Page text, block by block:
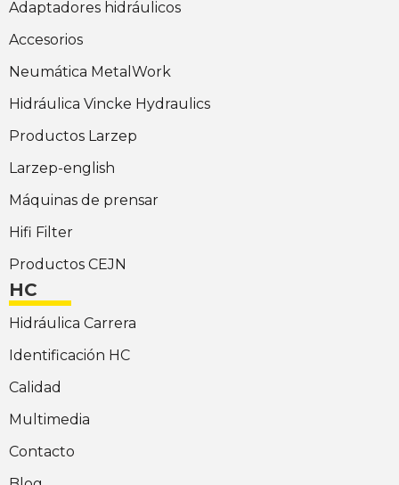
Adaptadores hidráulicos
Accesorios
Neumática MetalWork
Hidráulica Vincke Hydraulics
Productos Larzep
Larzep-english
Máquinas de prensar
Hifi Filter
Productos CEJN
HC
Hidráulica Carrera
Identificación HC
Calidad
Multimedia
Contacto